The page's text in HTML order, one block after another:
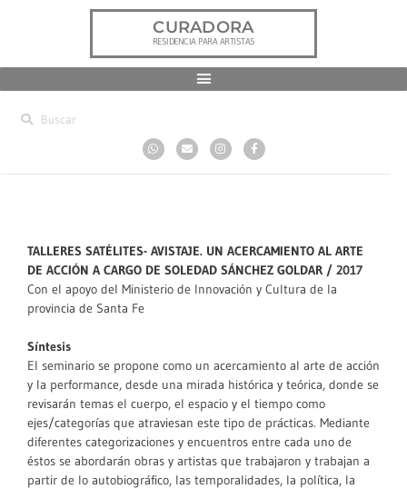
CURADORA
RESIDENCIA PARA ARTISTAS
TALLERES SATÉLITES- AVISTAJE. UN ACERCAMIENTO AL ARTE
DE ACCIÓN A CARGO DE SOLEDAD SÁNCHEZ GOLDAR / 2017
Con el apoyo del Ministerio de Innovación y Cultura de la
provincia de Santa Fe
Síntesis
El seminario se propone como un acercamiento al arte de acción
y la performance, desde una mirada histórica y teórica, donde se
revisarán temas el cuerpo, el espacio y el tiempo como
ejes/categorías que atraviesan este tipo de prácticas. Mediante
diferentes categorizaciones y encuentros entre cada uno de
éstos se abordarán obras y artistas que trabajaron y trabajan a
partir de lo autobiográfico, las temporalidades, la política, la